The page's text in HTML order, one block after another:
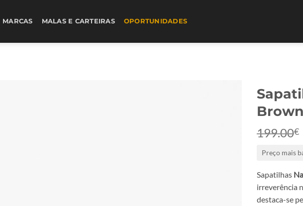
MARCAS MALAS E CARTEIRAS OPORTUNIDADES
Brown
199.00€
Preço mais
Sapatilhas
irreverência
destaca-se